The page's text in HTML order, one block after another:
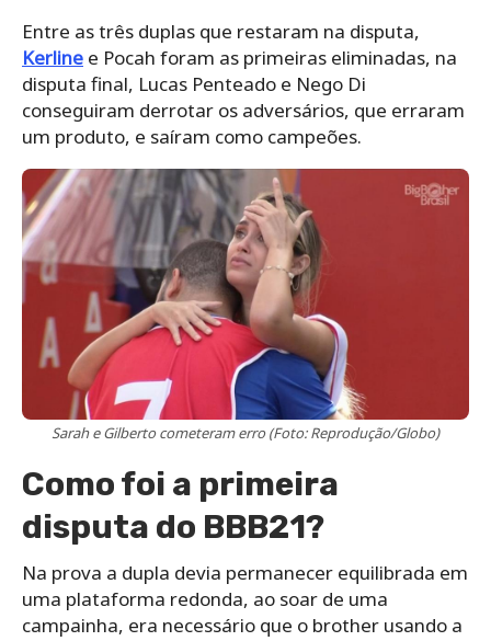
Entre as três duplas que restaram na disputa,
Kerline e Pocah foram as primeiras eliminadas, na
disputa final, Lucas Penteado e Nego Di
conseguiram derrotar os adversários, que erraram
um produto, e saíram como campeões.
Sarah e Gilberto cometeram erro (Foto: Reprodução/Globo)
Como foi a primeira
disputa do BBB21?
Na prova a dupla devia permanecer equilibrada em
uma plataforma redonda, ao soar de uma
campainha, era necessário que o brother usando a